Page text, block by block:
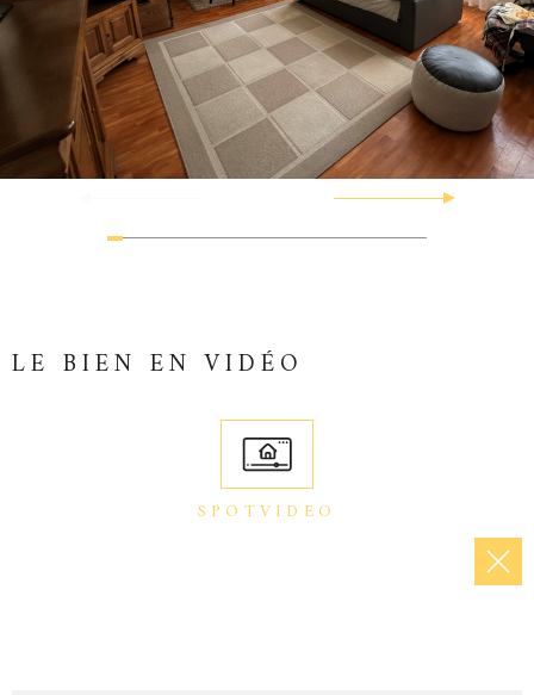
LE BIEN EN VIDÉO
SPOTVIDEO